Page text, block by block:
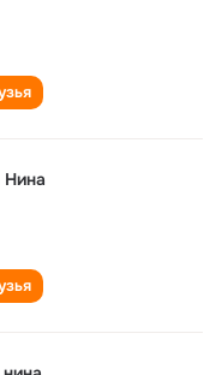
Нина